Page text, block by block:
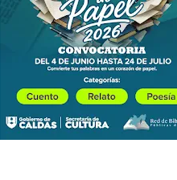
potable transforma la vida
vulnerable en Tuluá